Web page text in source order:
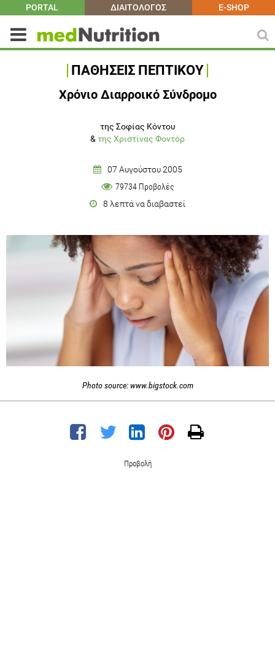
PORTAL ΔΙΑΙΤΟΛΟΓΟΣ E-SHOP
ΠΑΘΗΣΕΙΣ ΠΕΠΤΙΚΟΥ
Χρόνιο Διαρροικό Σύνδρομο
της Σοφίας Κόντου
& της Χριστίνας Φοντόρ
07 Αυγούστου 2005
79734 Προβολές
8 λεπτά να διαβαστεί
Photo source: www.bigstock.com
Προβολή